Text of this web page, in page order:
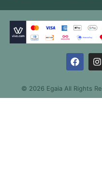
© 2026 Egaia All Rights